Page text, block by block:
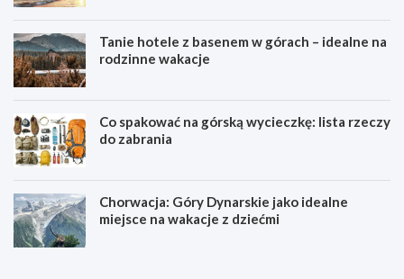
Tanie hotele z basenem w górach – idealne na
rodzinne wakacje
Co spakować na górską wycieczkę: lista rzeczy
do zabrania
Chorwacja: Góry Dynarskie jako idealne
miejsce na wakacje z dziećmi
N
T